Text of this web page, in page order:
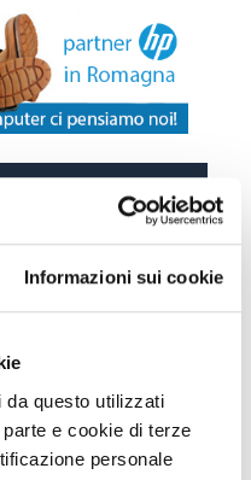
Informazioni sui cookie
questo utilizzati
e cookie di terze
personale
-
-
DI: C.A.I.E.C. 50
- 12/06/2026